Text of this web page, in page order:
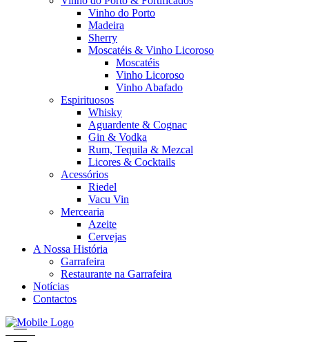
Vinho do Porto
Madeira
Sherry
Moscatéis & Vinho Licoroso
Moscatéis
Vinho Licoroso
Vinho Abafado
Espirituosos
Whisky
Aguardente & Cognac
Gin & Vodka
Rum, Tequila & Mezcal
Licores & Cocktails
Acessórios
Riedel
Vacu Vin
Mercearia
Azeite
Cervejas
A Nossa História
Garrafeira
Restaurante na Garrafeira
Notícias
Contactos